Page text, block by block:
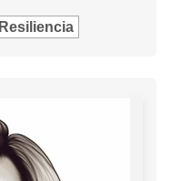
Resiliencia